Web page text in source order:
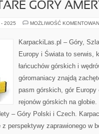
GÓRY
2025 MOŻLIWOŚĆ
KarpackiLas.pl – Góry,
Europy i Świata to serwis,
łańcuchów górskich i
góromaniacy znajdą
pasm górskich, gór
rejonów górskich na
– Góry Polski i Czech.
z perspektywy zaprawionego w